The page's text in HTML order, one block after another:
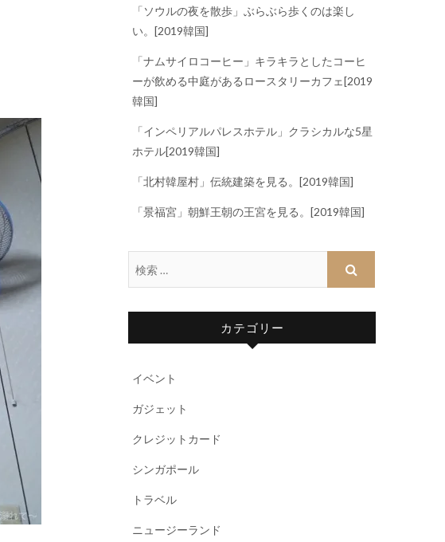
「ソウルの夜を散歩」ぶらぶら歩くのは楽し
い。[2019韓国]
「ナムサイロコーヒー」キラキラとしたコーヒ
ーが飲める中庭があるロースタリーカフェ[2019
韓国]
「インペリアルパレスホテル」クラシカルな5星
ホテル[2019韓国]
「北村韓屋村」伝統建築を見る。[2019韓国]
「景福宮」朝鮮王朝の王宮を見る。[2019韓国]
カテゴリー
イベント
ガジェット
クレジットカード
シンガポール
トラベル
ニュージーランド